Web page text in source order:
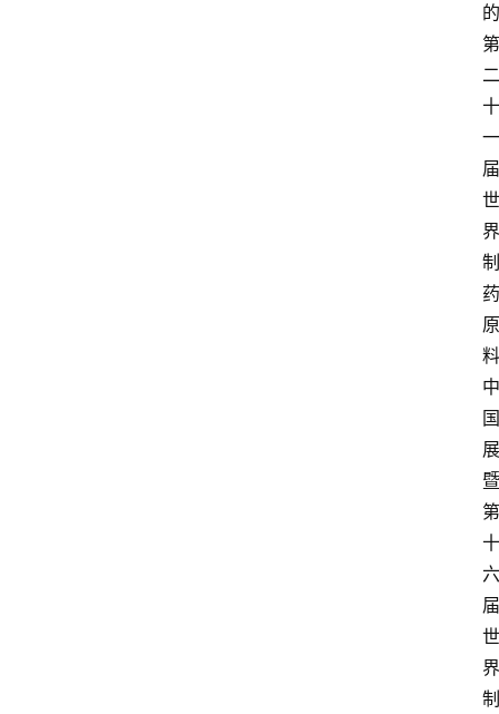
的
第
二
十
一
届
世
界
制
药
原
料
中
国
展
暨
第
十
六
届
世
界
制